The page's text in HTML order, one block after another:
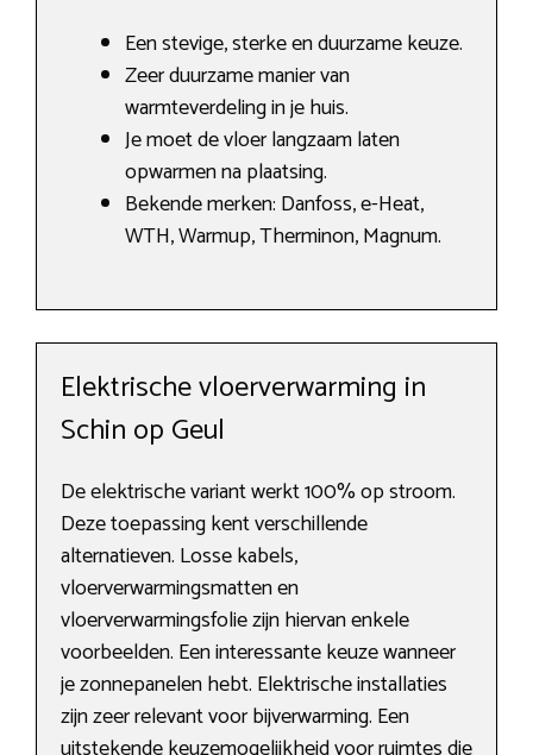
Een stevige, sterke en duurzame keuze.
Zeer duurzame manier van
warmteverdeling in je huis.
Je moet de vloer langzaam laten
opwarmen na plaatsing.
Bekende merken: Danfoss, e-Heat,
WTH, Warmup, Therminon, Magnum.
Elektrische vloerverwarming in
Schin op Geul
De elektrische variant werkt 100% op stroom.
Deze toepassing kent verschillende
alternatieven. Losse kabels,
vloerverwarmingsmatten en
vloerverwarmingsfolie zijn hiervan enkele
voorbeelden. Een interessante keuze wanneer
je zonnepanelen hebt. Elektrische installaties
zijn zeer relevant voor bijverwarming. Een